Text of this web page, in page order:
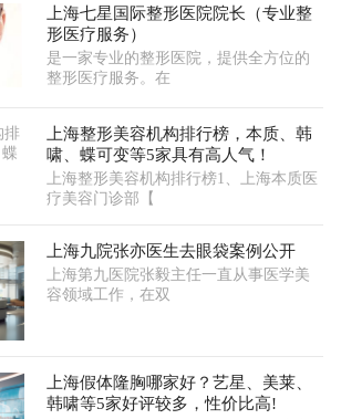
上海七星国际整形医院院长（专业整
形医疗服务）
是一家专业的整形医院，提供全方位的
整形医疗服务。在
上海整形美容机构排行榜，本质、韩
啸、蝶可变等5家具有高人气！
上海整形美容机构排行榜1、上海本质医
疗美容门诊部【
上海九院张亦医生去眼袋案例公开
上海第九医院张毅主任一直从事医学美
容领域工作，在双
上海假体隆胸哪家好？艺星、美莱、
韩啸等5家好评较多，性价比高!